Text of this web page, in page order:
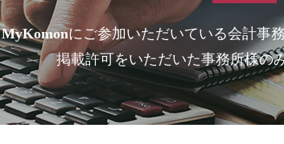
MyKomonにご参加いただいている会計事
掲載許可をいただいた事務所様の